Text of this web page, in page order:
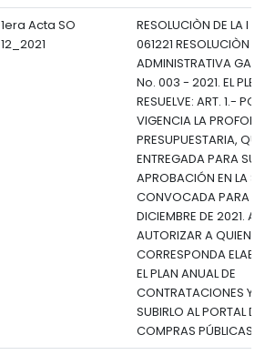
1era Acta SO
12_2021
RESOLUCIÒN DE LA I
061221 RESOLUCIÒN
ADMINISTRATIVA
No. 003 - 2021. EL
RESUELVE: ART. 1.-
VIGENCIA LA
PRESUPUESTARIA,
ENTREGADA PARA SU
APROBACIÓN EN LA
CONVOCADA PARA
DICIEMBRE DE 2021.
AUTORIZAR A QUIEN
CORRESPONDA
EL PLAN ANUAL DE
CONTRATACIONES Y
SUBIRLO AL PORTAL DE
COMPRAS PÚBLICAS...